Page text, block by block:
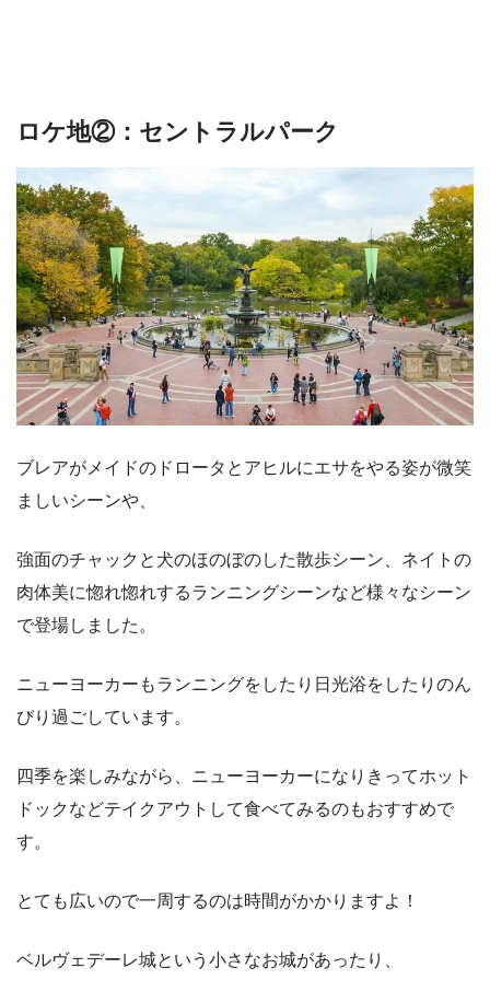
ロケ地②：セントラルパーク
ブレアがメイドのドロータとアヒルにエサをやる姿が微笑
ましいシーンや、
強面のチャックと犬のほのぼのした散歩シーン、ネイトの
肉体美に惚れ惚れするランニングシーンなど様々なシーン
で登場しました。
ニューヨーカーもランニングをしたり日光浴をしたりのん
びり過ごしています。
四季を楽しみながら、ニューヨーカーになりきってホット
ドックなどテイクアウトして食べてみるのもおすすめで
す。
とても広いので一周するのは時間がかかりますよ！
ベルヴェデーレ城という小さなお城があったり、